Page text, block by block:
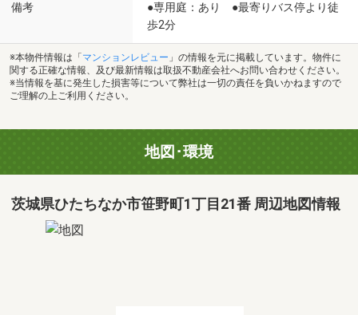
備考
●専用庭：あり ●最寄りバス停より徒
歩2分
※本物件情報は「 マンションレビュー 」の情報を元に掲載しています。物件に
関する正確な情報、及び最新情報は取扱不動産会社へお問い合わせください。
※当情報を基に発生した損害等について弊社は一切の責任を負いかねますので
ご理解の上ご利用ください。
地図･環境
茨城県ひたちなか市笹野町1丁目21番 周辺地図情報